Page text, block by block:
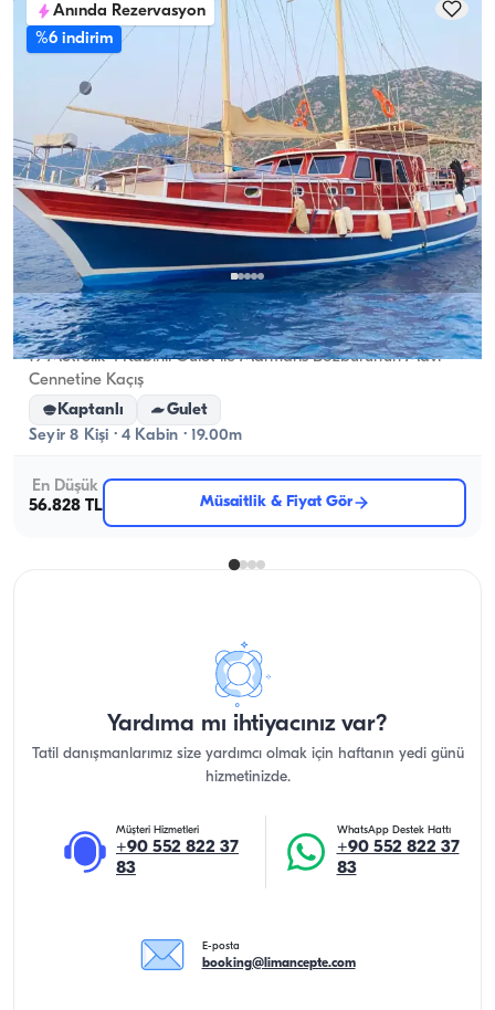
Anında Rezervasyon
%6 indirim
Marmaris, Muğla Yeni tekne
19 Metrelik 4 Kabinli Gulet ile Marmaris Bozburun’un Mavi
Cennetine Kaçış
Kaptanlı
Gulet
Seyir 8 Kişi · 4 Kabin · 19.00m
En Düşük
56.828 TL
Müsaitlik & Fiyat Gör
Yardıma mı ihtiyacınız var?
Tatil danışmanlarımız size yardımcı olmak için haftanın yedi günü
hizmetinizde.
Müşteri Hizmetleri
+90 552 822 37
83
WhatsApp Destek Hattı
+90 552 822 37
83
E-posta
booking@limancepte.com